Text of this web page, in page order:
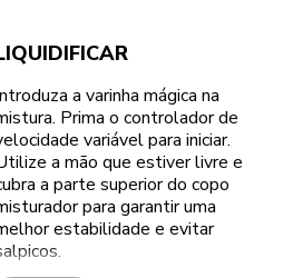
a varinha mágica na
Prima o controlador de
variável para iniciar.
a mão que estiver livre e
a parte superior do copo
para garantir uma
estabilidade e evitar